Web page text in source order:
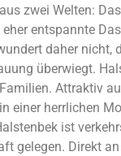
zwei Welten:
entspannte
daher nicht,
überwiegt.
Attraktiv
einer herrlichen
ist
gelegen. Direkt